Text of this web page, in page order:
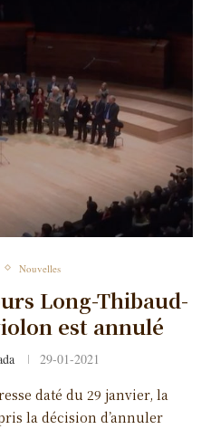
Nouvelles
Long-Thibaud-
est annulé
29-01-2021
daté du 29 janvier, la
la décision d’annuler